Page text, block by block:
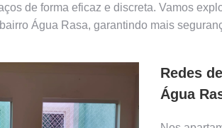
de forma eficaz e discreta. Vamos
Água Rasa, garantindo mais
Redes
Água